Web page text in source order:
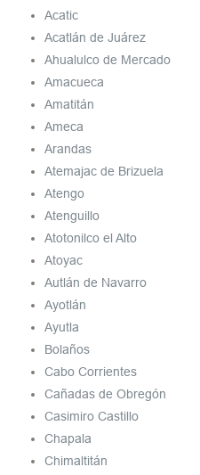
Coordinación del
Acatic
Acatlán de Juárez
Ahualulco de Mercado
Amacueca
Amatitán
Ameca
Arandas
Atemajac de Brizuela
Atengo
Atenguillo
Atotonilco el Alto
Atoyac
Autlán de Navarro
Ayotlán
Ayutla
Bolaños
Cabo Corrientes
Cañadas de Obregón
Casimiro Castillo
Chapala
Chimaltitán